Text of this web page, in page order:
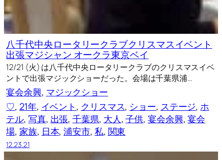
八千代中央ロータリークラブクリスマスイベント
出張マジシャン オークラ東京ベイ
12/21 (火) は八千代中央ロータリークラブのクリスマスイベ
ントで出張マジックショーだった。会場は千葉県浦…
宴会余興, マジックショー
♡, 21年, イベント, クリスマス, ショー, ステージ, ホ
テル, 写真, 出張, 千葉県, 大人, 子供, 宴会余興, 宴会
場, 家族, 日本, 浦安市, 私, 関東
12.23.21